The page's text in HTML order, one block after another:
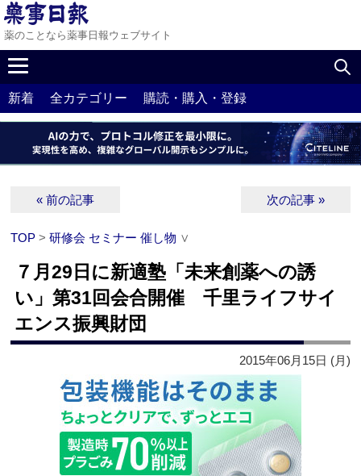
薬のことなら薬事日報ウェブサイト
新着 全カテゴリー 購読・購入・登録
« 前の記事 次の記事 »
TOP >研修会 セミナー 催し物 ∨
７月29日に新適塾「未来創薬への誘
い」第31回会合開催 千里ライフサイ
エンス振興財団
2015年06月15日 (月)